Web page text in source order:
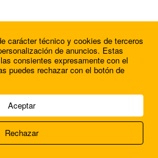
IP, SL.
nosotros
carácter técnico y cookies de terceros
de anuncios. Estas
consientes expresamente con el
puedes rechazar con el botón de
Aceptar
Rechazar